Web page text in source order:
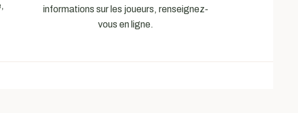
informations sur les joueurs, renseignez-
vous en ligne.